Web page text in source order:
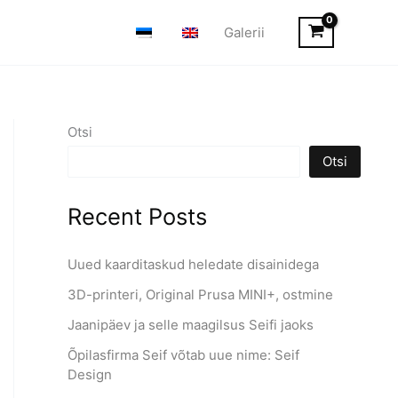
Galerii
Otsi
Otsi
Recent Posts
Uued kaarditaskud heledate disainidega
3D-printeri, Original Prusa MINI+, ostmine
Jaanipäev ja selle maagilsus Seifi jaoks
Õpilasfirma Seif võtab uue nime: Seif
Design